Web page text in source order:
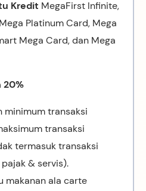
Kredit MegaFirst Infinite,
Platinum Card, Mega
Mega Card, dan Mega
20%
minimum transaksi
transaksi
termasuk transaksi
& servis).
makanan ala carte